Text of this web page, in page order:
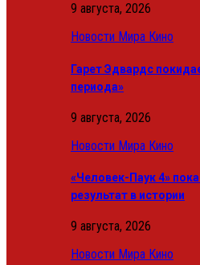
9 августа, 2026
Новости Мира Кино
Гарет Эдвардс
периода»
9 августа, 2026
Новости Мира Кино
«Человек-Паук 4»
результат в истории
9 августа, 2026
Новости Мира Кино